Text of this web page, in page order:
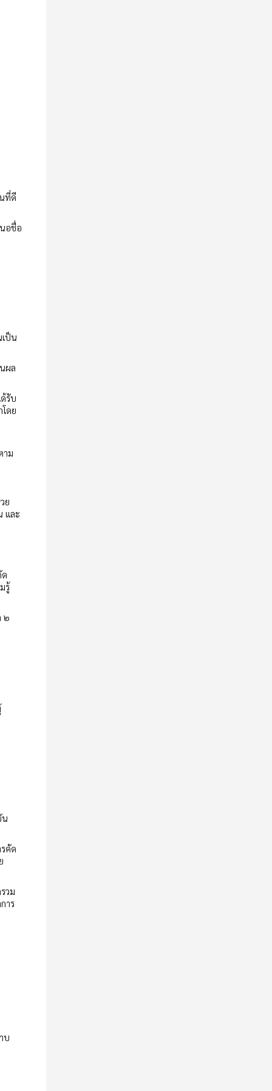
ที่ดี
อชื่อ
ป็น
ผล
รับ
ดย
าม
ย
และ
รู้
๒
น
คัด
วม
าร
บ